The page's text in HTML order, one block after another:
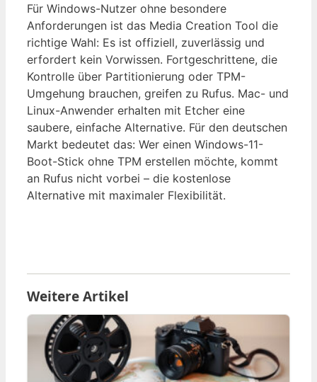
Für Windows-Nutzer ohne besondere
Anforderungen ist das Media Creation Tool die
richtige Wahl: Es ist offiziell, zuverlässig und
erfordert kein Vorwissen. Fortgeschrittene, die
Kontrolle über Partitionierung oder TPM-
Umgehung brauchen, greifen zu Rufus. Mac- und
Linux-Anwender erhalten mit Etcher eine
saubere, einfache Alternative. Für den deutschen
Markt bedeutet das: Wer einen Windows-11-
Boot-Stick ohne TPM erstellen möchte, kommt
an Rufus nicht vorbei – die kostenlose
Alternative mit maximaler Flexibilität.
Weitere Artikel